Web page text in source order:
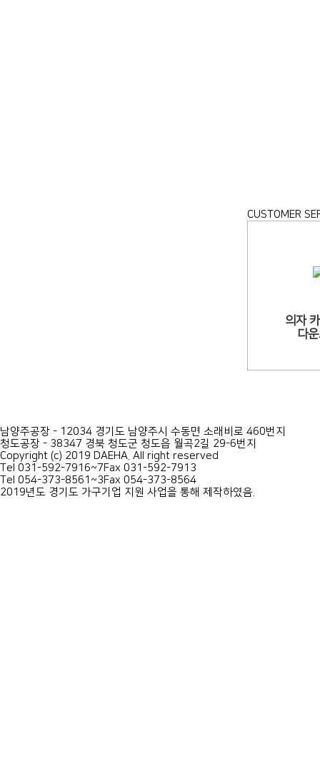
CUSTOMER
의자
다
남양주공장 - 12034 경기도 남양주시 수동면 소래비로 460번지
청도공장 - 38347 경북 청도군 청도읍 월곡2길 29-6번지
Copyright (c) 2019 DAEHA. All right reserved
Tel 031-592-7916~7Fax 031-592-7913
Tel 054-373-8561~3Fax 054-373-8564
2019년도 경기도 가구기업 지원 사업을 통해 제작하였음.